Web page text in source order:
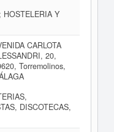
HOSTELERIA Y
CARLOTA
20,
Torremolinos,
DISCOTECAS,